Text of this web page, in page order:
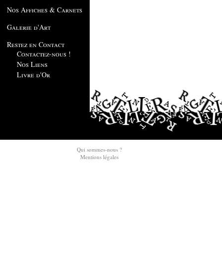
Nos Affiches & Carnets
Galerie d'Art
Restez en Contact
Contactez-nous !
Nos Liens
Livre d'Or
Qui sommes-nous ?
Mentions légales